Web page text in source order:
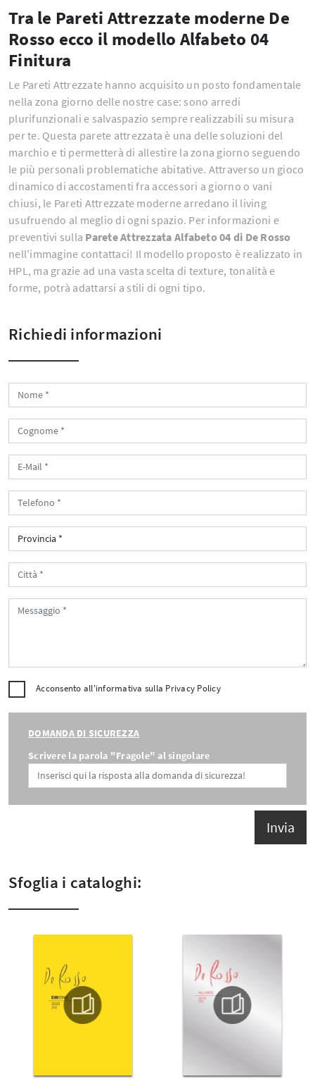
Tra le Pareti Attrezzate moderne De
Rosso ecco il modello Alfabeto 04
Finitura
Le Pareti Attrezzate hanno acquisito un posto fondamentale
nella zona giorno delle nostre case: sono arredi
plurifunzionali e salvaspazio sempre realizzabili su misura
per te. Questa parete attrezzata è una delle soluzioni del
marchio e ti permetterà di allestire la zona giorno seguendo
le più personali problematiche abitative. Attraverso un gioco
dinamico di accostamenti fra accessori a giorno o vani
chiusi, le Pareti Attrezzate moderne arredano il living
usufruendo al meglio di ogni spazio. Per informazioni e
preventivi sulla Parete Attrezzata Alfabeto 04 di De Rosso
nell'immagine contattaci! Il modello proposto è realizzato in
HPL, ma grazie ad una vasta scelta di texture, tonalità e
forme, potrà adattarsi a stili di ogni tipo.
Richiedi informazioni
Acconsento all'informativa sulla Privacy Policy
DOMANDA DI SICUREZZA
Scrivere la parola "Fragole" al singolare
Invia
Sfoglia i cataloghi: